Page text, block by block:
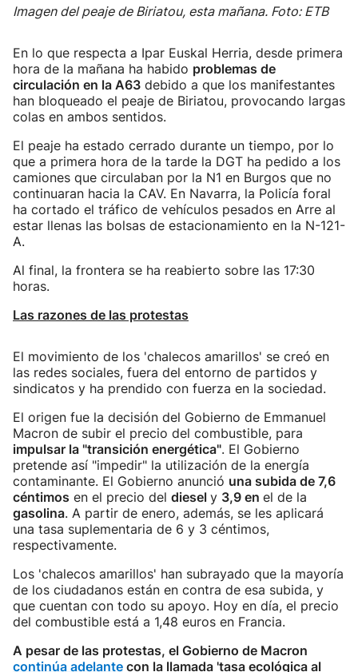
Imagen del peaje de Biriatou, esta mañana. Foto: ETB
En lo que respecta a Ipar Euskal Herria, desde primera
hora de la mañana ha habido problemas de
circulación en la A63 debido a que los manifestantes
han bloqueado el peaje de Biriatou, provocando largas
colas en ambos sentidos.
El peaje ha estado cerrado durante un tiempo, por lo
que a primera hora de la tarde la DGT ha pedido a los
camiones que circulaban por la N1 en Burgos que no
continuaran hacia la CAV. En Navarra, la Policía foral
ha cortado el tráfico de vehículos pesados en Arre al
estar llenas las bolsas de estacionamiento en la N-121-
A.
Al final, la frontera se ha reabierto sobre las 17:30
horas.
Las razones de las protestas
El movimiento de los 'chalecos amarillos' se creó en
las redes sociales, fuera del entorno de partidos y
sindicatos y ha prendido con fuerza en la sociedad.
El origen fue la decisión del Gobierno de Emmanuel
Macron de subir el precio del combustible, para
impulsar la "transición energética". El Gobierno
pretende así "impedir" la utilización de la energía
contaminante. El Gobierno anunció una subida de 7,6
céntimos en el precio del diesel y 3,9 en el de la
gasolina. A partir de enero, además, se les aplicará
una tasa suplementaria de 6 y 3 céntimos,
respectivamente.
Los 'chalecos amarillos' han subrayado que la mayoría
de los ciudadanos están en contra de esa subida, y
que cuentan con todo su apoyo. Hoy en día, el precio
del combustible está a 1,48 euros en Francia.
A pesar de las protestas, el Gobierno de Macron
continúa adelante con la llamada 'tasa ecológica al